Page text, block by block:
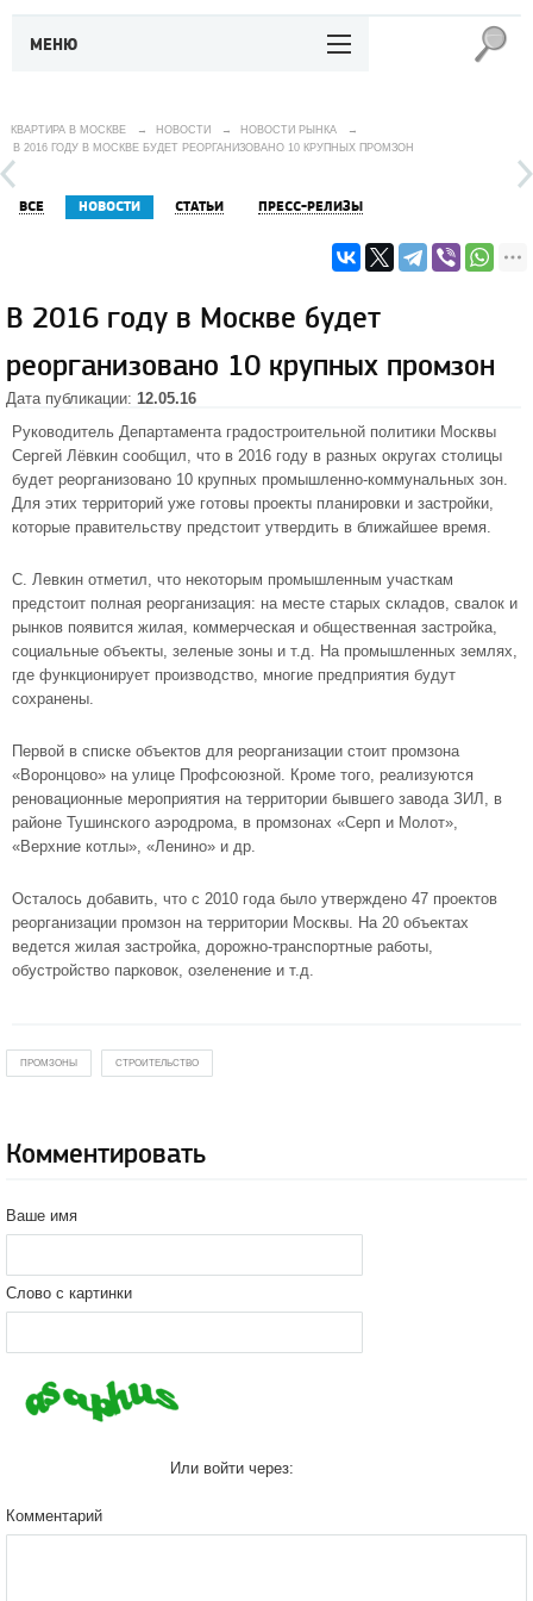
МЕНЮ
КВАРТИРА В МОСКВЕ → НОВОСТИ → НОВОСТИ РЫНКА
→
В 2016 ГОДУ В МОСКВЕ БУДЕТ РЕОРГАНИЗОВАНО 10 КРУПНЫХ ПРОМЗОН
ВСЕ НОВОСТИ СТАТЬИ ПРЕСС-РЕЛИЗЫ
В 2016 году в Москве будет
реорганизовано 10 крупных промзон
Дата публикации: 12.05.16
Руководитель Департамента градостроительной политики Москвы
Сергей Лёвкин сообщил, что в 2016 году в разных округах столицы
будет реорганизовано 10 крупных промышленно-коммунальных зон.
Для этих территорий уже готовы проекты планировки и застройки,
которые правительству предстоит утвердить в ближайшее время.
С. Левкин отметил, что некоторым промышленным участкам
предстоит полная реорганизация: на месте старых складов, свалок и
рынков появится жилая, коммерческая и общественная застройка,
социальные объекты, зеленые зоны и т.д. На промышленных землях,
где функционирует производство, многие предприятия будут
сохранены.
Первой в списке объектов для реорганизации стоит промзона
«Воронцово» на улице Профсоюзной. Кроме того, реализуются
реновационные мероприятия на территории бывшего завода ЗИЛ, в
районе Тушинского аэродрома, в промзонах «Серп и Молот»,
«Верхние котлы», «Ленино» и др.
Осталось добавить, что с 2010 года было утверждено 47 проектов
реорганизации промзон на территории Москвы. На 20 объектах
ведется жилая застройка, дорожно-транспортные работы,
обустройство парковок, озеленение и т.д.
ПРОМЗОНЫ СТРОИТЕЛЬСТВО
Комментировать
Ваше имя
Слово с картинки
Или войти через:
Комментарий